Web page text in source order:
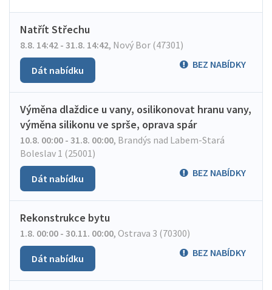
Natřít Střechu
8.8. 14:42 - 31.8. 14:42, Nový Bor (47301)
BEZ NABÍDKY
Dát nabídku
Výměna dlaždice u vany, osilikonovat hranu vany,
výměna silikonu ve sprše, oprava spár
10.8. 00:00 - 31.8. 00:00, Brandýs nad Labem-Stará
Boleslav 1 (25001)
BEZ NABÍDKY
Dát nabídku
Rekonstrukce bytu
1.8. 00:00 - 30.11. 00:00, Ostrava 3 (70300)
BEZ NABÍDKY
Dát nabídku